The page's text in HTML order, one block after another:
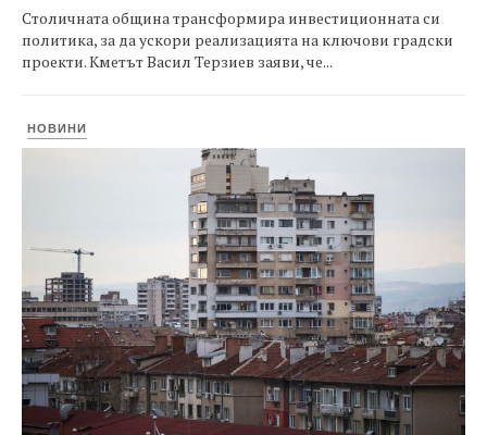
Столичната община трансформира инвестиционната си
политика, за да ускори реализацията на ключови градски
проекти. Кметът Васил Терзиев заяви, че...
НОВИНИ